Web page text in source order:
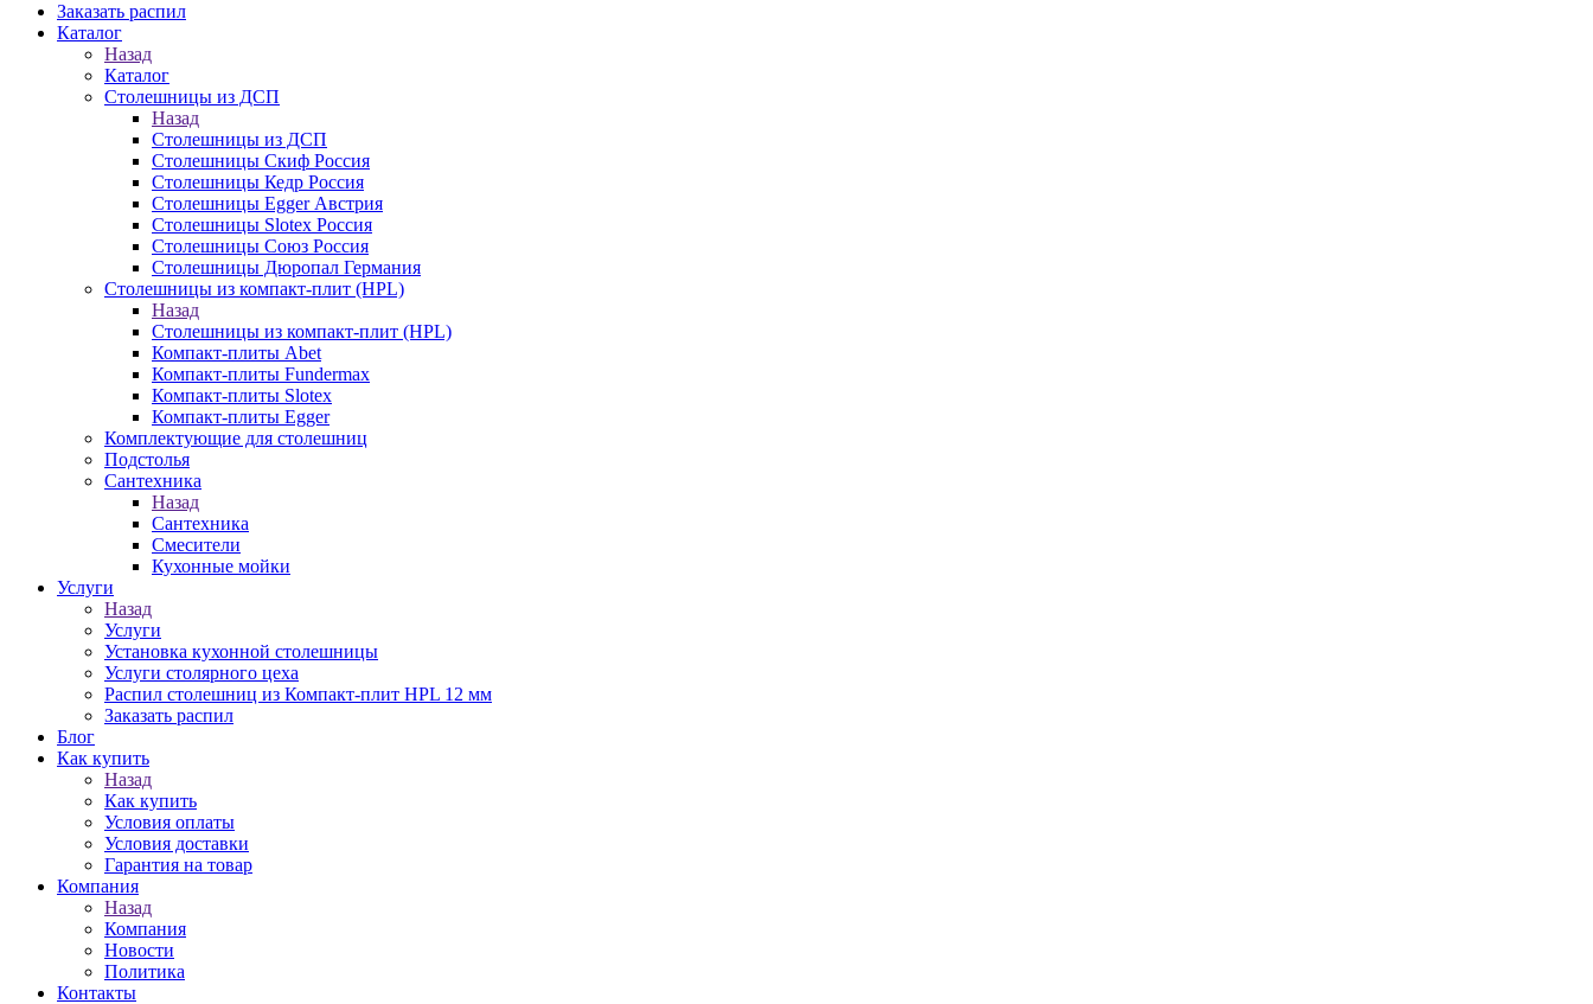
Заказать распил
Каталог
Назад
Каталог
Столешницы из ДСП
Назад
Столешницы из ДСП
Столешницы Скиф Россия
Столешницы Кедр Россия
Столешницы Egger Австрия
Столешницы Slotex Россия
Столешницы Союз Россия
Столешницы Дюропал Германия
Столешницы из компакт-плит (HPL)
Назад
Столешницы из компакт-плит (HPL)
Компакт-плиты Abet
Компакт-плиты Fundermax
Компакт-плиты Slotex
Компакт-плиты Egger
Комплектующие для столешниц
Подстолья
Сантехника
Назад
Сантехника
Смесители
Кухонные мойки
Услуги
Назад
Услуги
Установка кухонной столешницы
Услуги столярного цеха
Распил столешниц из Компакт-плит HPL 12 мм
Заказать распил
Блог
Как купить
Назад
Как купить
Условия оплаты
Условия доставки
Гарантия на товар
Компания
Назад
Компания
Новости
Политика
Контакты